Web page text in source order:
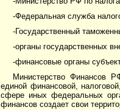
-Федеральная служба
-Государственный
-органы государственных
-финансовые органы
Министерство Финансов
единой финансовой,
сфере иных федеральных
финансов создает свои